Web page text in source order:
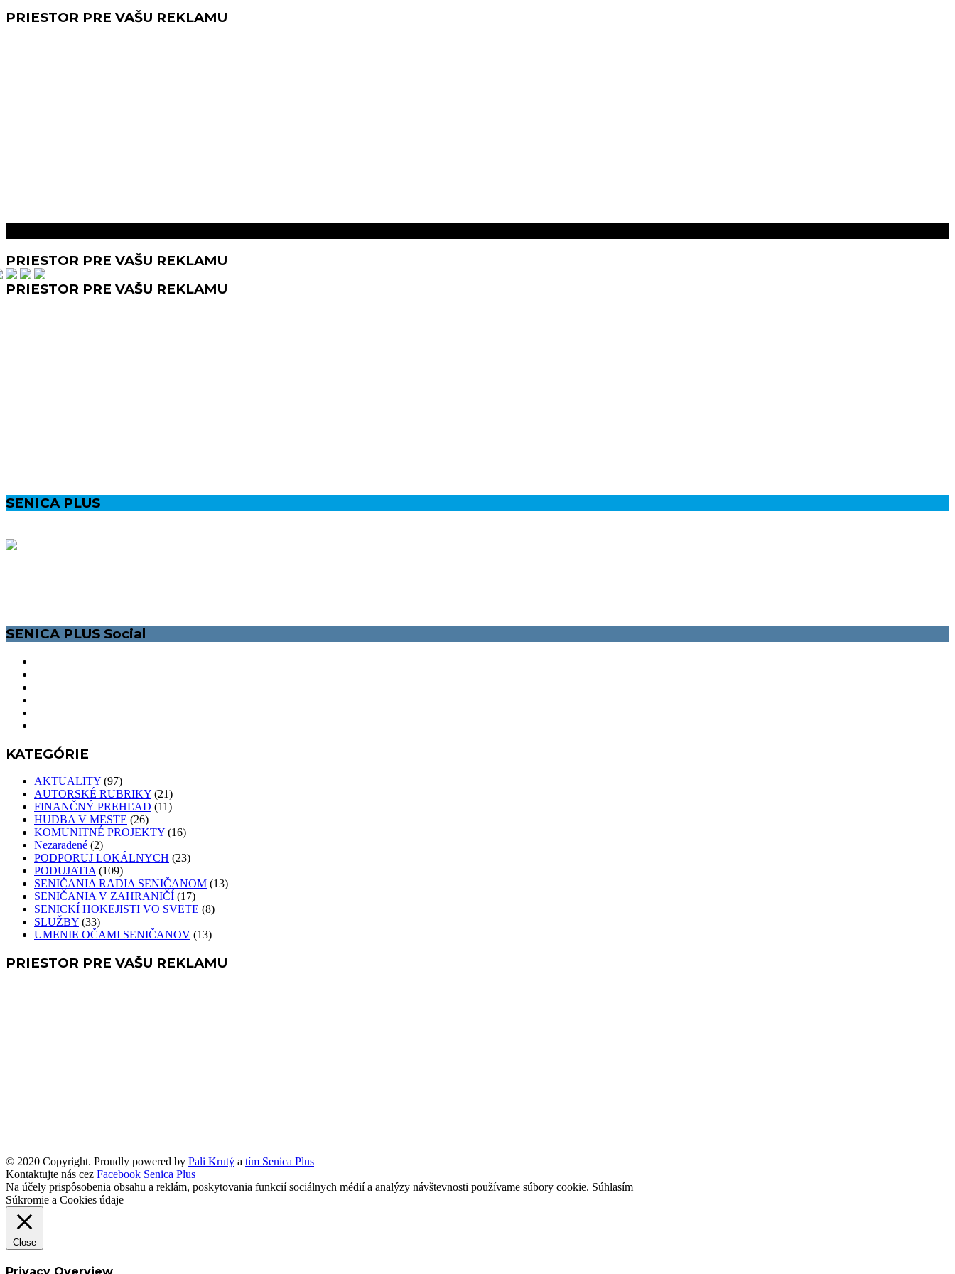
PRIESTOR PRE VAŠU REKLAMU
PRIESTOR PRE VAŠU REKLAMU
PRIESTOR PRE VAŠU REKLAMU
SENICA PLUS
SENICA PLUS Social
KATEGÓRIE
AKTUALITY (97)
AUTORSKÉ RUBRIKY (21)
FINANČNÝ PREHĽAD (11)
HUDBA V MESTE (26)
KOMUNITNÉ PROJEKTY (16)
Nezaradené (2)
PODPORUJ LOKÁLNYCH (23)
PODUJATIA(109)
SENIČANIA RADIA SENIČANOM (13)
SENIČANIA V ZAHRANIČÍ (17)
SENICKÍ HOKEJISTI VO SVETE (8)
SLUŽBY (33)
UMENIE OČAMI SENIČANOV (13)
PRIESTOR PRE VAŠU REKLAMU
© 2020 Copyright. Proudly powered by Pali Krutý a tím Senica Plus
Kontaktujte nás cez Facebook Senica Plus
Na účely prispôsobenia obsahu a reklám, poskytovania funkcií sociálnych médií a analýzy návštevnosti používame súbory cookie. Súhlasím
Súkromie a Cookies údaje
Close